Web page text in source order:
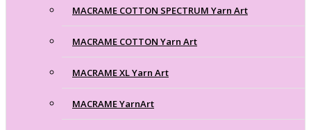
MACRAME COTTON SPECTRUM Yarn Art
MACRAME COTTON Yarn Art
MACRAME XL Yarn Art
MACRAME YarnArt